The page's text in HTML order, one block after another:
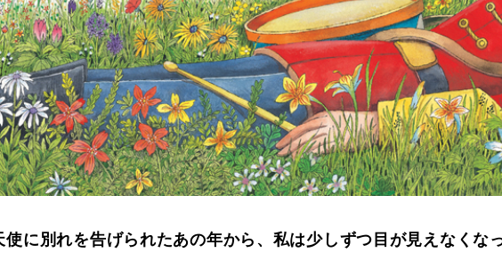
に別れを告げられたあの年から、私は少しずつ目が見えなくな